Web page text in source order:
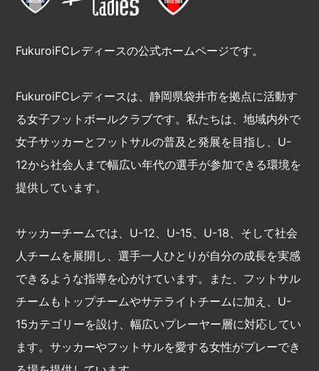
FukuroiFCレディースの公式ホームページです。
FukuroiFCレディースは、静岡県袋井市を拠点に活動す
る女子フットボールクラブです。私たちは、地域内外で
女子サッカーとフットサルの普及と発展を目指し、U-
12から社会人まで幅広い年代の選手が参加できる環境を
提供しています。
サッカーチームでは、U-12、U-15、U-18、そして社会
人チームを展開し、選手一人ひとりが自分の成長を実感
できるような指導を心がけています。また、フットサル
チームもトップチームやサテライトチームに加え、U-
15カテゴリーを設け、幅広いプレーヤー層に対応してい
ます。サッカーやフットサルを愛する女性がプレーでき